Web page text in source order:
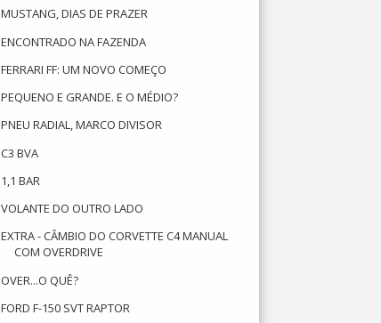
MUSTANG, DIAS DE PRAZER
ENCONTRADO NA FAZENDA
FERRARI FF: UM NOVO COMEÇO
PEQUENO E GRANDE. E O MÉDIO?
PNEU RADIAL, MARCO DIVISOR
C3 BVA
1,1 BAR
VOLANTE DO OUTRO LADO
EXTRA - CÂMBIO DO CORVETTE C4 MANUAL
COM OVERDRIVE
OVER...O QUÊ?
FORD F-150 SVT RAPTOR